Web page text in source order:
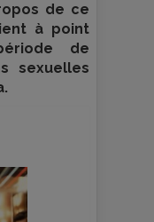
de ce
à point
de
sexuelles